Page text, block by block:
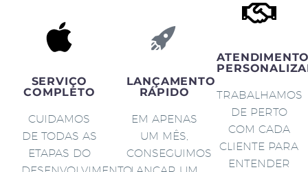
SERVIÇO
COMPLETO
CUIDAMOS
DE TODAS AS
ETAPAS DO
LANÇAMENTO
RÁPIDO
EM APENAS
UM MÊS,
CONSEGUIMOS
TRABALHAMOS
DE PERTO
COM CADA
CLIENTE PARA
ENTENDER